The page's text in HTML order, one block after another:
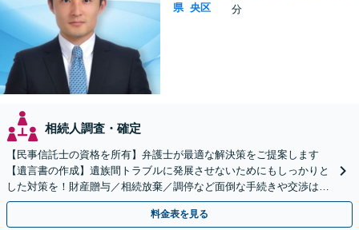
県 央区
分
相続人調査・確定
【民事信託士の資格を所有】弁護士が最適な解決策をご提案します
【遺言書の作成】遺族間トラブルに発展させないためにもしっかりと
した対策を！財産贈与／相続放棄／調停など面倒な手続きや交渉はす
べて弁護士が代行します。
料金表を見る